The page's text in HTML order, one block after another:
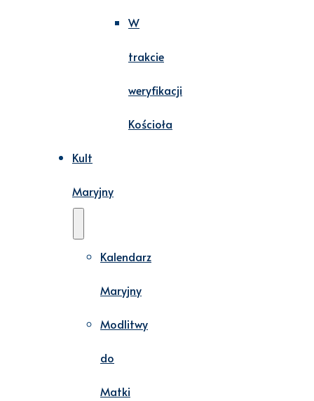
W
trakcie
weryfikacji
Kościoła
Kult
Maryjny
Kalendarz
Maryjny
Modlitwy
do
Matki